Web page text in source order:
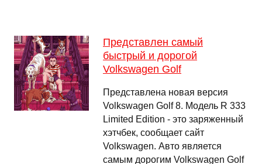
Представлен самый
быстрый и дорогой
Volkswagen Golf
Представлена новая версия
Volkswagen Golf 8. Модель R 333
Limited Edition - это заряженный
хэтчбек, сообщает сайт
Volkswagen. Авто является
самым дорогим Volkswagen Golf